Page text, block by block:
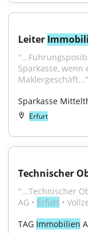
Leiter
Sparkasse,
Maklergeschäft..."
Sparkasse
Erfurt
Technischer
"...Technischer
AG • Erfurt •
TAG Immobilien